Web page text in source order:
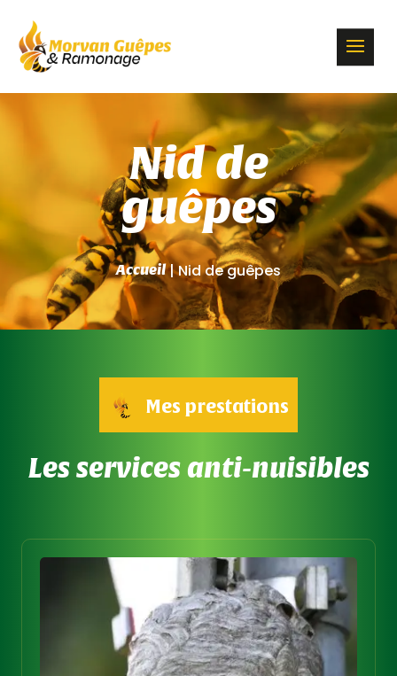
Nid de
guêpes
Accueil | Nid de guêpes
Mes prestations
Les services anti-nuisibles